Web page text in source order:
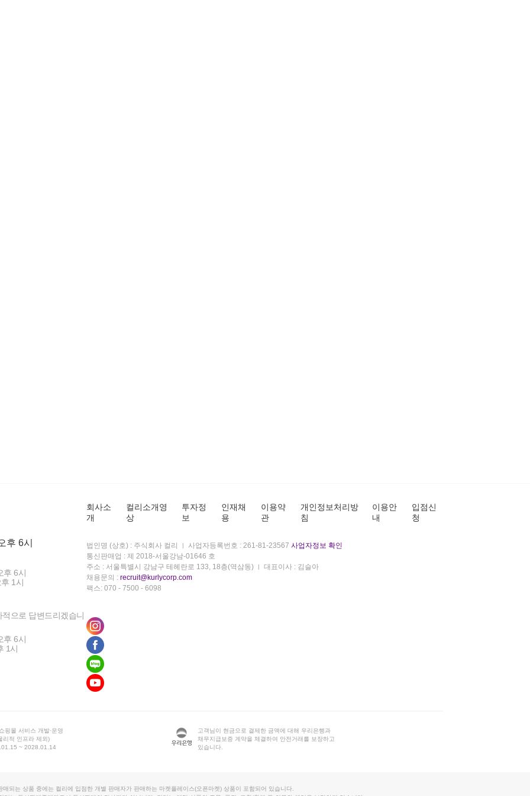
후 6시
후 6시
1시
으로 답변드리겠습니
후 6시
1시
회사소
개
컬리소개영
상
투자정
보
인재채
용
이용약
관
개인정보처리방
침
이용안
내
입점신
청
법인명 (상호) : 주식회사 컬리 사업자등록번호 : 261-81-23567 사업자정보 확인
통신판매업 : 제 2018-서울강남-01646 호
주소 : 서울특별시 강남구 테헤란로 133, 18층(역삼동)
대표이사 : 김슬아
채용문의 : recruit@kurlycorp.com
팩스: 070 - 7500 - 6098
핑몰 서비스 개발·운영
리적 인프라 제외)
~ 2028.01.14
고객님이 현금으로 결제한 금액에 대해 우리은행과
채무지급보증 계약을 체결하여 안전거래를 보장하고
있습니다.
매되는 상품 중에는 컬리에 입점한 개별 판매자가 판매하는 마켓플레이스(오픈마켓) 상품이 포함되어 있습니다.